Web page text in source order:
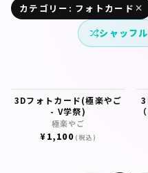
カテゴリー: フォトカード
シャッフル
3Dフォトカード(極楽やご
- V学祭)
極楽やご
¥1,100(税込)